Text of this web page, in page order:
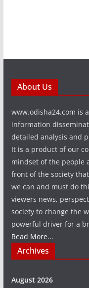
About Us
www.odisha24.com is
information
detailed analysis and
It is a product of our
mindset of the people
front of the society
we can and must do
viewers news,
society to change the
powerful driver for a
Read More...
Archives
August 2026